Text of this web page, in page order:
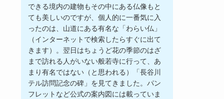
できる境内の建物もその中にある仏像もと
ても美しいのですが、個人的に一番気に入
ったのは、山道にある有名な「わらい仏」
（インターネットで検索したらすぐに出て
きます）。翌日はちょうど花の季節のはざ
まで訪れる人がいない般若寺に行って、あ
まり有名ではない（と思われる）「長谷川
テル訪問記念の碑」を見てきました。パン
フレットなど公式の案内図には載っていま